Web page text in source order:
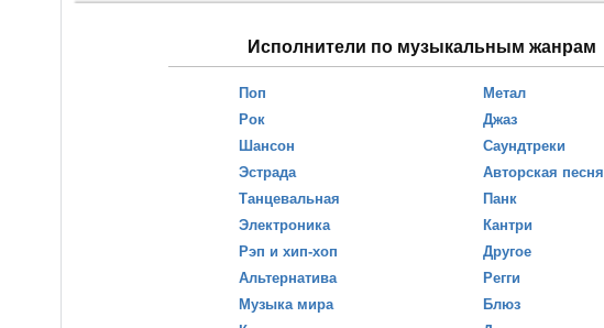
Исполнители по музыкальным жанрам
Поп
Рок
Шансон
Эстрада
Танцевальная
Электроника
Рэп и хип-хоп
Альтернатива
Музыка мира
Метал
Джаз
Саундтреки
Авторская песня
Панк
Кантри
Другое
Регги
Блюз